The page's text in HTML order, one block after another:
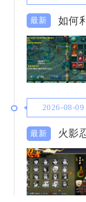
如何
2026-08-
火影